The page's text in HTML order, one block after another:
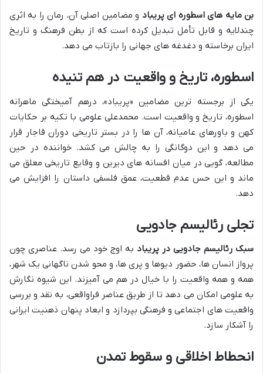
بن مایه های اسطوره ای پریباد و مضامین اصلی آن، رمان را به اثری
چندلایه و قابل تأمل تبدیل کرده است که از بطن فرهنگ و تاریخ
ایران برخاسته و دغدغه های جهانی را بازتاب می دهد.
اسطوره، تاریخ و واقعیت در هم تنیده
یکی از برجسته ترین مضامین «پریباد»، درهم آمیختگی ماهرانه
اسطوره، تاریخ و واقعیت است. محمدعلی علومی با تکیه بر حکایات
کهن و باورهای عامیانه، آن ها را در بستر تاریخی دوران قاجار قرار
می دهد و این دوگانگی را به چالش می کشد. خواننده در حین
مطالعه، گویی در میان افسانه های دیرین و وقایع تاریخی معلق می
ماند و این حس عدم قطعیت، عمق فلسفی داستان را افزایش می
دهد.
تجلی رئالیسم جادویی
سبک رئالیسم جادویی در پریباد به اوج خود می رسد. عناصری چون
پرواز انسان ها، حضور دیوها و پری ها، و محو شدن ناگهانی یک شهر،
همه و همه واقعیت را با خیال در هم می آمیزند. این شیوه نگارش
به علومی امکان می دهد تا از طریق عناصر فراواقعی، به نقد و بررسی
واقعیت های اجتماعی و فرهنگی بپردازد و ابعاد پنهان ذهنیت ایرانی
را آشکار سازد.
انحطاط اخلاقی و سقوط تمدن